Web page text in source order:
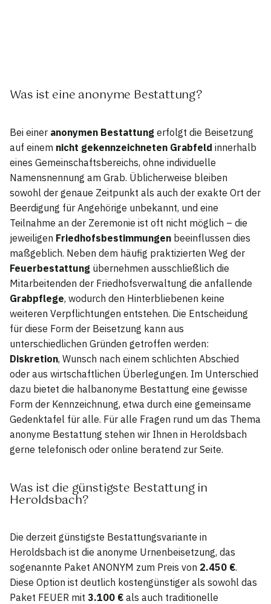
Was ist eine anonyme Bestattung?
Bei einer anonymen Bestattung erfolgt die Beisetzung
auf einem nicht gekennzeichneten Grabfeld innerhalb
eines Gemeinschaftsbereichs, ohne individuelle
Namensnennung am Grab. Üblicherweise bleiben
sowohl der genaue Zeitpunkt als auch der exakte Ort der
Beerdigung für Angehörige unbekannt, und eine
Teilnahme an der Zeremonie ist oft nicht möglich – die
jeweiligen Friedhofsbestimmungen beeinflussen dies
maßgeblich. Neben dem häufig praktizierten Weg der
Feuerbestattung übernehmen ausschließlich die
Mitarbeitenden der Friedhofsverwaltung die anfallende
Grabpflege, wodurch den Hinterbliebenen keine
weiteren Verpflichtungen entstehen. Die Entscheidung
für diese Form der Beisetzung kann aus
unterschiedlichen Gründen getroffen werden:
Diskretion, Wunsch nach einem schlichten Abschied
oder aus wirtschaftlichen Überlegungen. Im Unterschied
dazu bietet die halbanonyme Bestattung eine gewisse
Form der Kennzeichnung, etwa durch eine gemeinsame
Gedenktafel für alle. Für alle Fragen rund um das Thema
anonyme Bestattung stehen wir Ihnen in Heroldsbach
gerne telefonisch oder online beratend zur Seite.
Was ist die günstigste Bestattung in
Heroldsbach?
Die derzeit günstigste Bestattungsvariante in
Heroldsbach ist die anonyme Urnenbeisetzung, das
sogenannte Paket ANONYM zum Preis von 2.450 €.
Diese Option ist deutlich kostengünstiger als sowohl das
Paket FEUER mit 3.100 € als auch traditionelle